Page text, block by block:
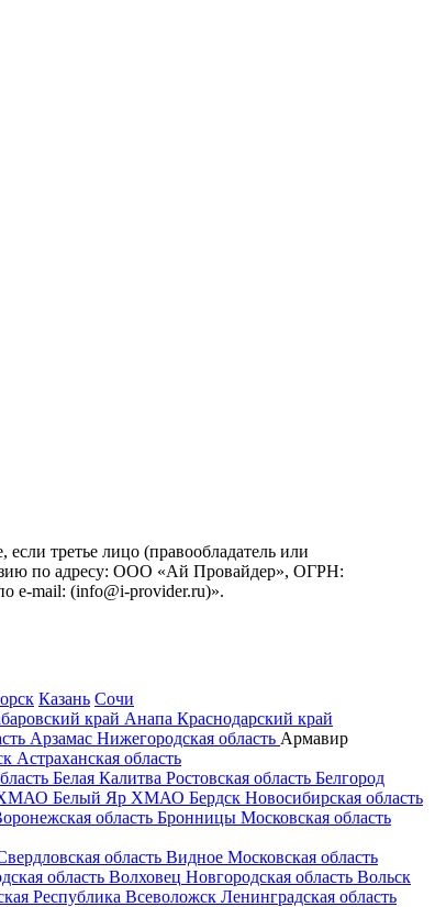
третье лицо (правообладатель или
по адресу: ООО «Ай Провайдер», ОГРН:
e-mail: (info@i-provider.ru)».
Казань Сочи
край Анапа Краснодарский край
Арзамас Нижегородская область Армавир
Астраханская область
Белая Калитва Ростовская область Белгород
Белый Яр ХМАО Бердск Новосибирская область
область Бронницы Московская область
область Видное Московская область
область Волховец Новгородская область Вольск
Республика Всеволожск Ленинградская область